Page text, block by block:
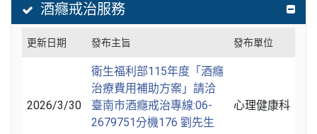
酒癮戒治服務
更新日期 發布主旨 發布單位
2026/3/30
衛生福利部115年度「酒癮
治療費用補助方案」請洽
臺南市酒癮戒治專線:06-
2679751分機176 劉先生
心理健康科